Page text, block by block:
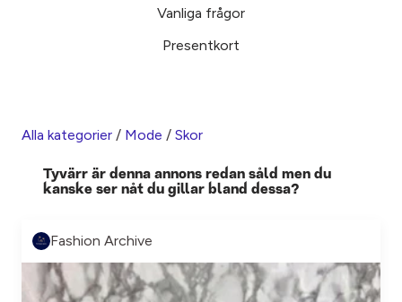
Vanliga frågor
Presentkort
Alla kategorier / Mode / Skor
Tyvärr är denna annons redan såld men du
kanske ser nåt du gillar bland dessa?
Fashion Archive